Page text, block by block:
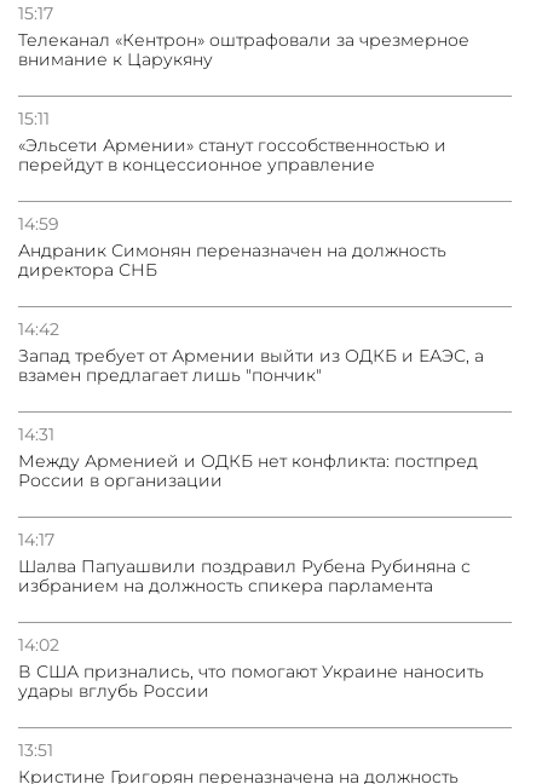
15:17
Телеканал «Кентрон» оштрафовали за чрезмерное
внимание к Царукяну
15:11
«Эльсети Армении» станут госсобственностью и
перейдут в концессионное управление
14:59
Андраник Симонян переназначен на должность
директора СНБ
14:42
Запад требует от Армении выйти из ОДКБ и ЕАЭС, а
взамен предлагает лишь "пончик"
14:31
Между Арменией и ОДКБ нет конфликта: постпред
России в организации
14:17
Шалва Папуашвили поздравил Рубена Рубиняна с
избранием на должность спикера парламента
14:02
В США признались, что помогают Украине наносить
удары вглубь России
13:51
Кристине Григорян переназначена на должность